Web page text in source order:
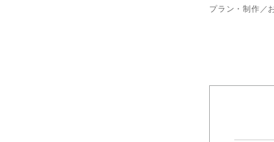
プラン・制作／